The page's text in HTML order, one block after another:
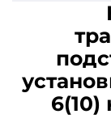
6(10)